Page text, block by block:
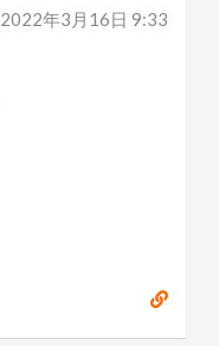
2022年3月16日 9:33